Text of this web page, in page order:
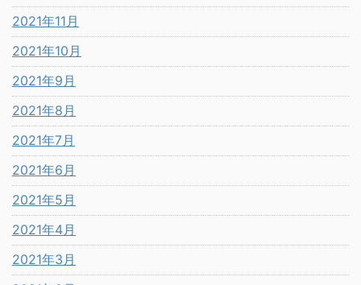
2021年11月
2021年10月
2021年9月
2021年8月
2021年7月
2021年6月
2021年5月
2021年4月
2021年3月